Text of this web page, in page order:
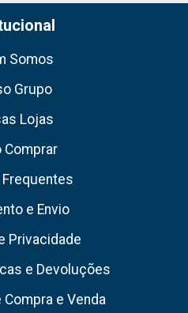
Somos
Grupo
Lojas
Comprar
Frequentes
e Envio
Privacidade
e Devoluções
e Venda